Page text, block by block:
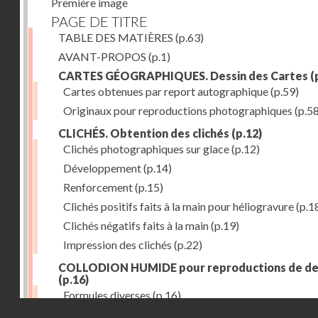
PAGE DE TITRE
TABLE DES MATIÈRES (p.63)
AVANT-PROPOS (p.1)
CARTES GÉOGRAPHIQUES. Dessin des Cartes
Cartes obtenues par report autographique(p.59)
Originaux pour reproductions photographiques
CLICHÉS. Obtention des clichés (p.12)
Clichés photographiques sur glace(p.12)
Développement(p.14)
Renforcement(p.15)
Clichés positifs faits à la main pour héliogravure
Clichés négatifs faits à la main(p.19)
Impression des clichés (p.22)
COLLODION HUMIDE pour reproductions de
(p.16)
Formules diverses (p.16)